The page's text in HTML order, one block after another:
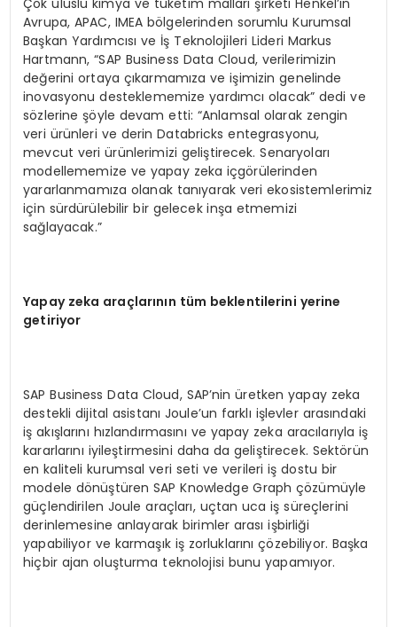
Çok uluslu kimya ve tüketim malları şirketi Henkel’in
Avrupa, APAC, IMEA bölgelerinden sorumlu Kurumsal
Başkan Yardımcısı ve İş Teknolojileri Lideri Markus
Hartmann, “SAP Business Data Cloud, verilerimizin
değerini ortaya çıkarmamıza ve işimizin genelinde
inovasyonu desteklememize yardımcı olacak” dedi ve
sözlerine şöyle devam etti: “Anlamsal olarak zengin
veri ürünleri ve derin Databricks entegrasyonu,
mevcut veri ürünlerimizi geliştirecek. Senaryoları
modellememize ve yapay zeka içgörülerinden
yararlanmamıza olanak tanıyarak veri ekosistemlerimiz
için sürdürülebilir bir gelecek inşa etmemizi
sağlayacak.”
Yapay zeka araçlarının tüm beklentilerini yerine
getiriyor
SAP Business Data Cloud, SAP’nin üretken yapay zeka
destekli dijital asistanı Joule’un farklı işlevler arasındaki
iş akışlarını hızlandırmasını ve yapay zeka aracılarıyla iş
kararlarını iyileştirmesini daha da geliştirecek. Sektörün
en kaliteli kurumsal veri seti ve verileri iş dostu bir
modele dönüştüren SAP Knowledge Graph çözümüyle
güçlendirilen Joule araçları, uçtan uca iş süreçlerini
derinlemesine anlayarak birimler arası işbirliği
yapabiliyor ve karmaşık iş zorluklarını çözebiliyor. Başka
hiçbir ajan oluşturma teknolojisi bunu yapamıyor.